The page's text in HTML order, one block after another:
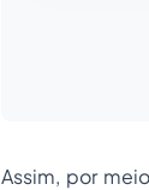
Assim, por